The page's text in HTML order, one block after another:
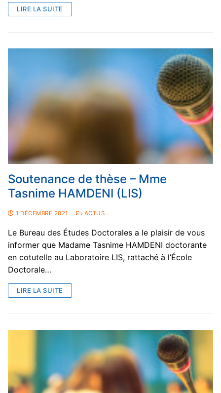
LIRE LA SUITE
Soutenance de thèse – Mme
Tasnime HAMDENI (LIS)
1 DÉCEMBRE 2021 ACTUS
Le Bureau des Études Doctorales a le plaisir de vous
informer que Madame Tasnime HAMDENI doctorante
en cotutelle au Laboratoire LIS, rattaché à l’École
Doctorale…
LIRE LA SUITE